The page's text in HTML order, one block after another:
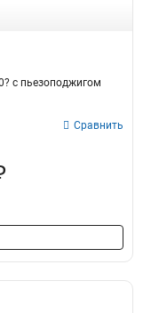
с пьезоподжигом
Сравнить